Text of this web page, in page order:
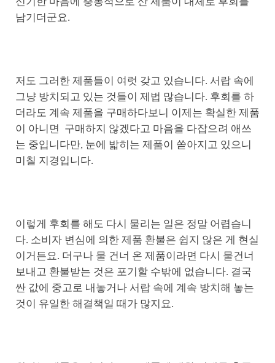
남기더군요.
저도 그러한 제품들이 여럿 갖고 있습니다. 서랍 속에
그냥 방치되고 있는 것들이 제법 많습니다. 후회를 하
더라도 계속 제품을 구매하다보니 이제는 확실한 제품
이 아니면 구매하지 않겠다고 마음을 다잡으려 애쓰
는 중입니다만, 눈에 밟히는 제품이 쏟아지고 있으니
미칠 지경입니다.
이렇게 후회를 해도 다시 물리는 일은 정말 어렵습니
다. 소비자 변심에 의한 제품 환불은 쉽지 않은 게 현실
이거든요. 더구나 물 건너 온 제품이라면 다시 물건너
보내고 환불받는 것은 포기할 수밖에 없습니다. 결국
싼 값에 중고로 내놓거나 서랍 속에 계속 방치해 놓는
것이 유일한 해결책일 때가 많지요.